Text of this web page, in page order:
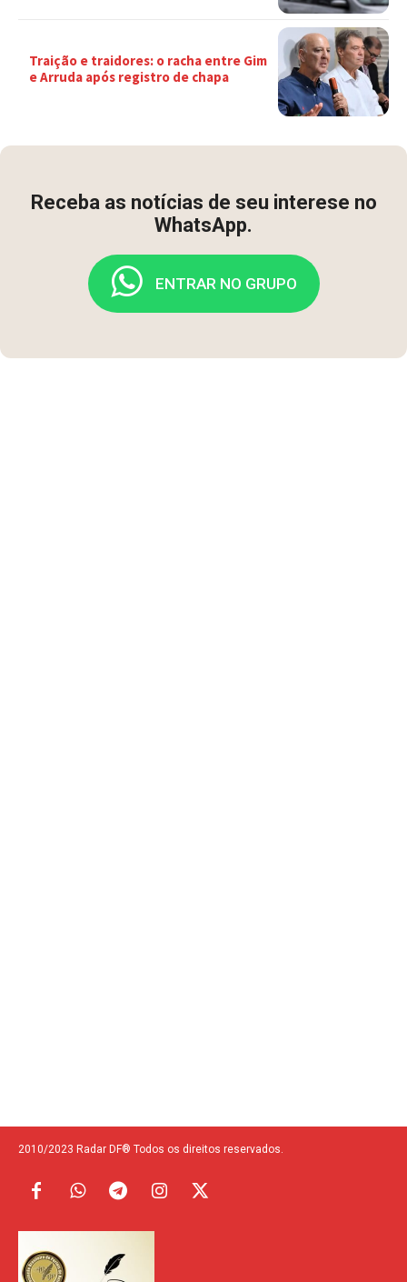
Traição e traidores: o racha entre Gim
e Arruda após registro de chapa
Receba as notícias de seu interese no
WhatsApp.
ENTRAR NO GRUPO
2010/2023 Radar DF® Todos os direitos reservados.